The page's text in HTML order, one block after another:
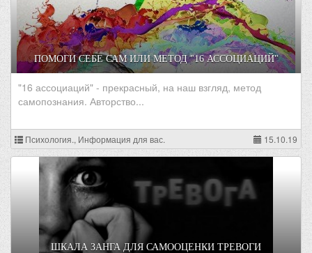
ПОМОГИ СЕБЕ САМ ИЛИ МЕТОД "16 АССОЦИАЦИЙ"
"16 ассоциаций" - прекрасный, на наш взгляд, метод
самопознания. Авторство...
Психология., Информация для вас. 15.10.19
ШКАЛА ЗАНГА ДЛЯ САМООЦЕНКИ ТРЕВОГИ